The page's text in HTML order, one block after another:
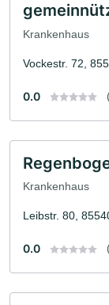
Krankenhaus
Vockestr. 72,
0.0
Krankenhaus
Leibstr. 80,
0.0